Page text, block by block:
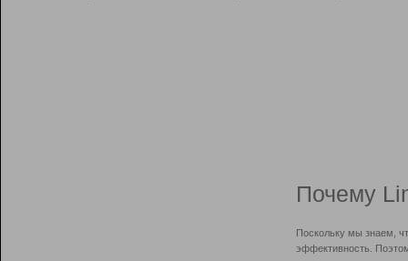
Почему
Поскольку мы знаем,
эффективность.